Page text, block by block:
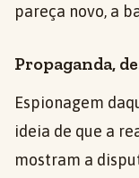
pareça novo, a
Propaganda,
Espionagem
ideia de que a
mostram a